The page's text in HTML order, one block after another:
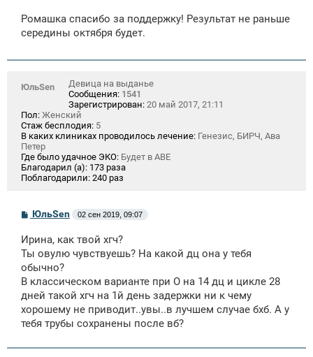
б
щ
е
и
Ромашка спасибо за поддержку! Результат не раньше
середины октября будет.
ЮльSen
Девица на выданье
Сообщения: 1541
Зарегистрирован: 20 май 2017, 21:11
Пол: Женский
Стаж бесплодия: 5
В каких клиниках проводилось лечение: Генезис, БИРЧ, Ава
Петер
Где было удачное ЭКО: Будет в АВЕ
Благодарил (а): 173 раза
Поблагодарили: 240 раз
С
о
б
щ
н
и
ЮльSen 02 сен 2019, 09:07
Ирина, как твой хгч?
Ты овулю чувствуешь? На какой дц она у тебя
обычно?
В классическом варианте при О на 14 дц и цикле 28
дней такой хгч на 1й день задержки ни к чему
хорошему не приводит..увы..в лучшем случае бхб. А у
тебя трубы сохранены после вб?